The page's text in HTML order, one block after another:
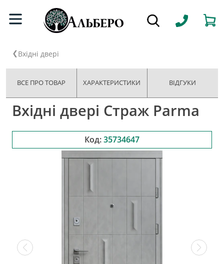
Вхідні двері
ВСЕ ПРО ТОВАР ХАРАКТЕРИСТИКИ ВІДГУКИ
Вхідні двері Страж Parma
Код:35734647